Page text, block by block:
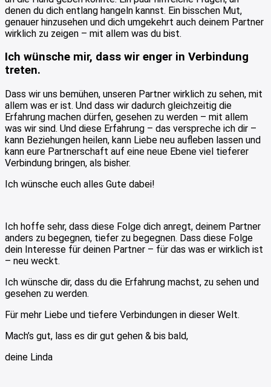
denen du dich entlang hangeln kannst. Ein bisschen Mut,
genauer hinzusehen und dich umgekehrt auch deinem Partner
wirklich zu zeigen – mit allem was du bist.
Ich wünsche mir, dass wir enger in Verbindung
treten.
Dass wir uns bemühen, unseren Partner wirklich zu sehen, mit
allem was er ist. Und dass wir dadurch gleichzeitig die
Erfahrung machen dürfen, gesehen zu werden – mit allem
was wir sind. Und diese Erfahrung – das verspreche ich dir –
kann Beziehungen heilen, kann Liebe neu aufleben lassen und
kann eure Partnerschaft auf eine neue Ebene viel tieferer
Verbindung bringen, als bisher.
Ich wünsche euch alles Gute dabei!
Ich hoffe sehr, dass diese Folge dich anregt, deinem Partner
anders zu begegnen, tiefer zu begegnen. Dass diese Folge
dein Interesse für deinen Partner – für das was er wirklich ist
– neu weckt.
Ich wünsche dir, dass du die Erfahrung machst, zu sehen und
gesehen zu werden.
Für mehr Liebe und tiefere Verbindungen in dieser Welt.
Mach’s gut, lass es dir gut gehen & bis bald,
deine Linda